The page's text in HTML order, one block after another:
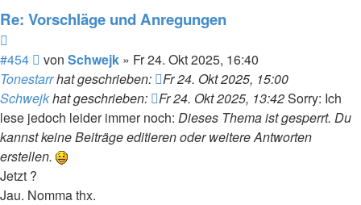
Re: Vorschläge und Anregungen
#454
Beitrag
von Schwejk » Fr 24. Okt 2025, 16:40
Tonestarrhat geschrieben:
Fr 24. Okt 2025, 15:00
Schwejkhat geschrieben: Fr 24. Okt 2025, 13:42Sorry: Ich
lese jedoch leider immer noch: Dieses Thema ist gesperrt. Du
kannst keine Beiträge editieren oder weitere Antworten
erstellen.
Jetzt ?
Jau. Nomma thx.